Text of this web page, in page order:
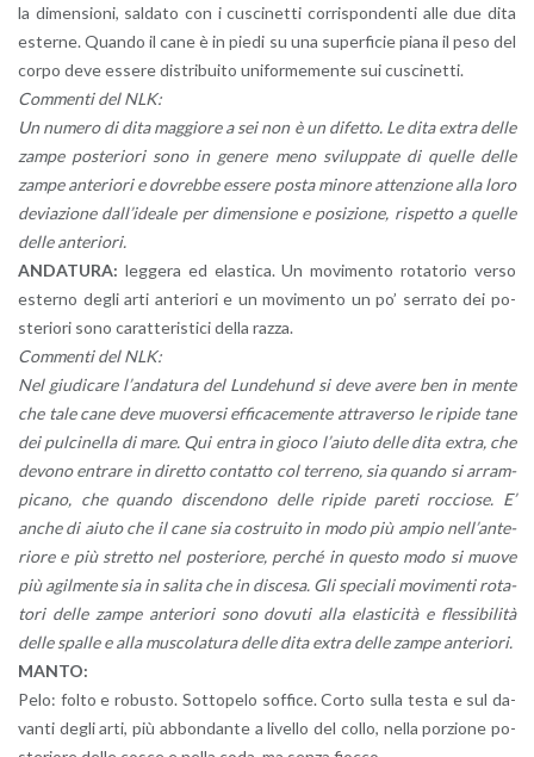
la di­men­sio­ni, sal­da­to con i cu­sci­net­ti cor­ri­spon­den­ti alle due dita
ester­ne. Quan­do il cane è in piedi su una su­per­fi­cie piana il peso del
corpo deve es­se­re di­stri­bui­to uni­for­me­men­te sui cu­sci­net­ti.
Com­men­ti del NLK:
Un nu­me­ro di dita mag­gio­re a sei non è un di­fet­to. Le dita extra delle
zampe po­ste­rio­ri sono in ge­ne­re meno svi­lup­pa­te di quel­le delle
zampe an­te­rio­ri e do­vreb­be es­se­re posta mi­no­re at­ten­zio­ne alla loro
de­via­zio­ne dal­l’i­dea­le per di­men­sio­ne e po­si­zio­ne, ri­spet­to a quel­le
delle an­te­rio­ri.
AN­DA­TU­RA: leg­ge­ra ed ela­sti­ca. Un mo­vi­men­to ro­ta­to­rio verso
ester­no degli arti an­te­rio­ri e un mo­vi­men­to un po’ ser­ra­to dei po­
ste­rio­ri sono ca­rat­te­ri­sti­ci della razza.
Com­men­ti del NLK:
Nel giu­di­ca­re l’an­da­tu­ra del Lun­de­hund si deve avere ben in mente
che tale cane deve muo­ver­si ef­fi­ca­ce­men­te at­tra­ver­so le ri­pi­de tane
dei pul­ci­nel­la di mare. Qui entra in gioco l’a­iu­to delle dita extra, che
de­vo­no en­tra­re in di­ret­to con­tat­to col ter­re­no, sia quan­do si ar­ram­
pi­ca­no, che quan­do di­scen­do­no delle ri­pi­de pa­re­ti roc­cio­se. E’
anche di aiuto che il cane sia co­strui­to in modo più ampio nel­l’an­te­
rio­re e più stret­to nel po­ste­rio­re, per­ché in que­sto modo si muove
più agil­men­te sia in sa­li­ta che in di­sce­sa. Gli spe­cia­li mo­vi­men­ti ro­ta­
to­ri delle zampe an­te­rio­ri sono do­vu­ti alla ela­sti­ci­tà e fles­si­bi­li­tà
delle spal­le e alla mu­sco­la­tu­ra delle dita extra delle zampe an­te­rio­ri.
MANTO:
Pelo: folto e ro­bu­sto. Sot­to­pe­lo sof­fi­ce. Corto sulla testa e sul da­
van­ti degli arti, più ab­bon­dan­te a li­vel­lo del collo, nella por­zio­ne po­